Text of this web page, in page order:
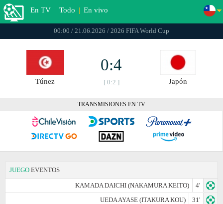
En TV | Todo | En vivo
00:00 / 21.06.2026 / 2026 FIFA World Cup
Túnez
0:4
[ 0:2 ] Japón
TRANSMISIONES EN TV
JUEGO EVENTOS
KAMADA DAICHI (NAKAMURA KEITO)
4'
UEDA AYASE (ITAKURA KOU)
31'